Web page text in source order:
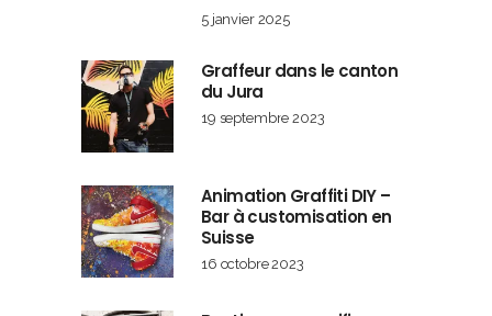
5 janvier 2025
Graffeur dans le canton
du Jura
19 septembre 2023
Animation Graffiti DIY –
Bar à customisation en
Suisse
16 octobre 2023